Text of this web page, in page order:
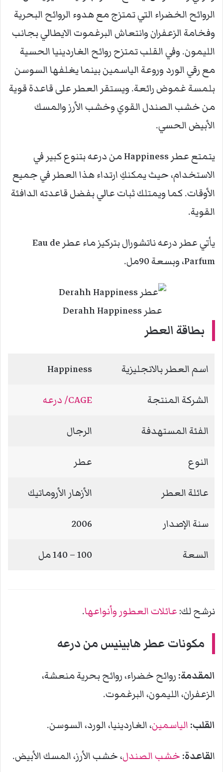
الروائح الخضراء التي تمتزج مع هدوء الروائح البحرية
وفخامة الزعفران وانتعاش البرغموت الايطالي بجانب
الليمون. وفي القلب تمتزح روائح الغاردينيا الحسية
مع رقي الورد وروعة الياسمين بينما يغلفها السوسن
بلمسة غموض رائعة. ويستقر العطر على قاعدة قوية
من خشب الصندل القوي وخشب الأرز والمسك
الأبيض الحسي.
يتمتع عطر Happiness من درعه بتنوع كبير في
الاستخدام، حيث يمكنكِ ارتداء هذا العطر في جميع
الأوقات. كما ويمتلك ثبات عالي بفضل قاعدته الدافئة
القوية.
يأتي عطر درعه ناتشورال بتركيز ماء عطر Eau de
Parfum، وبسعة 90مل.
عطر Derahh Happiness
بطاقة العطر
اسم العطر بالانجليزية Happiness
الشركة المنتجة CAGE/ درعه
الفئة المستهدفة الرجال
النوع عطر
عائلة العطر الأزهار الأروماتيك
سنة الإصدار 2006
السعة 100 – 140 مل
نرشح لك: عائلات العطور وأنواعها.
مكونات عطر هابينيس من درعه
المقدمة: روائح خضراء، روائح بحرية منعشة،
الزعفران، الليمون، البرغموت.
القلب: الياسمين، الغاردينيا، الورد، السوسن.
القاعدة: خشب الصندل، خشب الأرز، المسك الأبيض.